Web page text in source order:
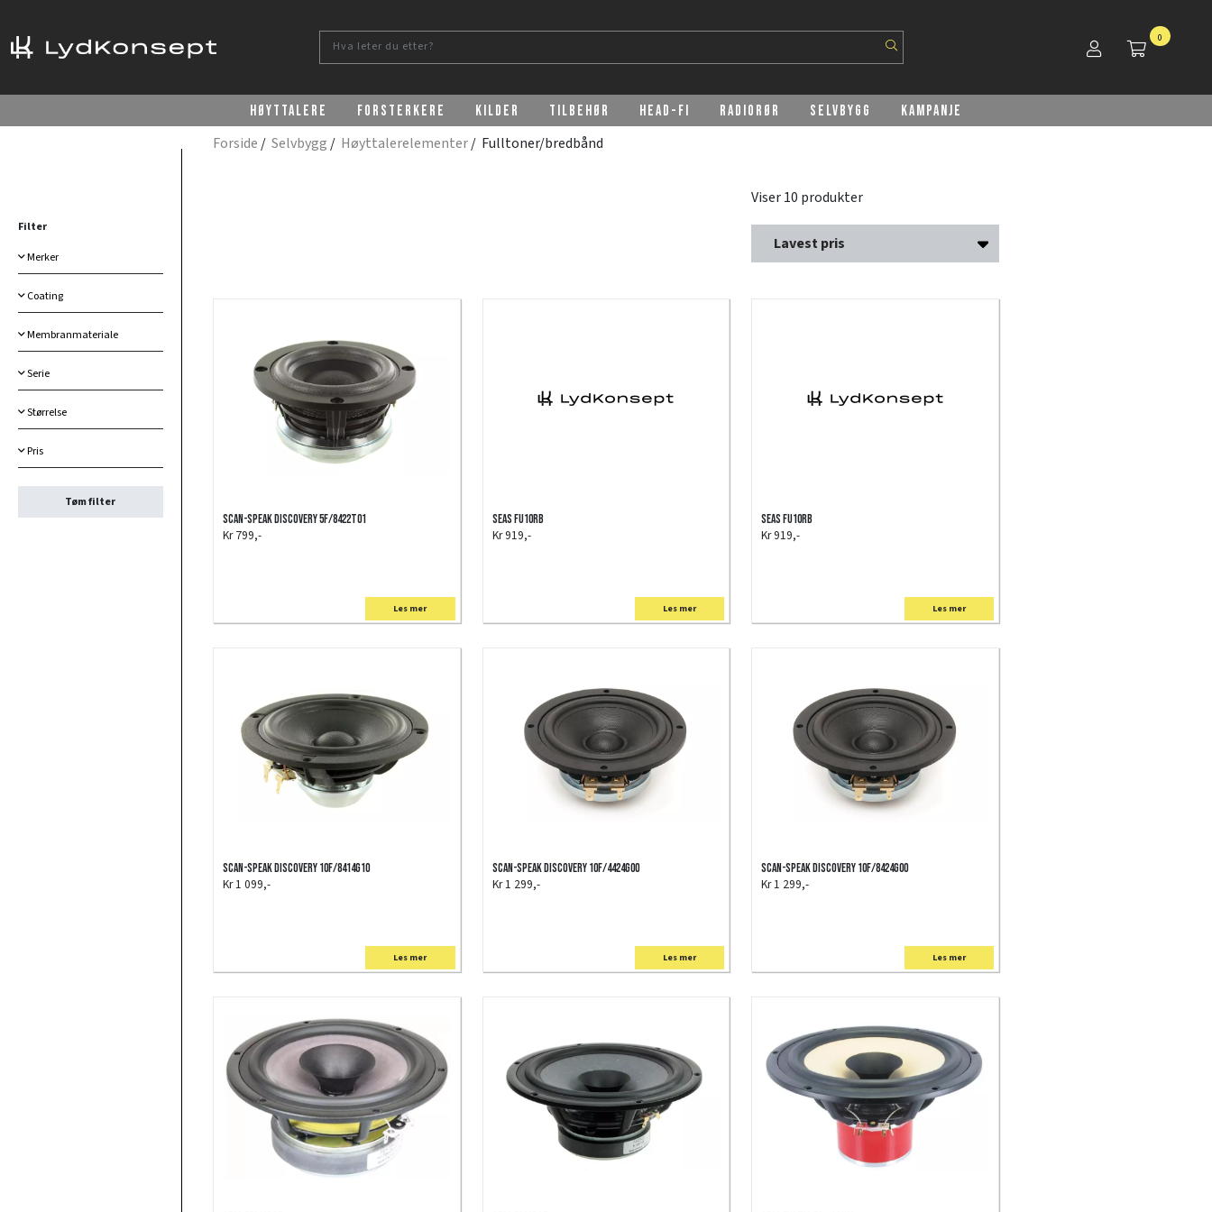
0
Høyttalere Forsterkere Kilder Tilbehør Head-Fi Radiorør Selvbygg Kampanje
Forside / Selvbygg / Høyttalerelementer/ Fulltoner/bredbånd
Filter
Merker
Coating
Membranmateriale
Serie
Størrelse
Pris
Tøm filter
Viser 10 produkter
Scan-Speak Discovery 5F/8422T01
Kr 799,-
Les mer
SEAS FU10RB
Kr 919,-
Les mer
SEAS FU10RB
Kr 919,-
Les mer
Scan-Speak Discovery 10F/8414G10
Kr 1 099,-
Les mer
Scan-Speak Discovery 10F/4424G00
Kr 1 299,-
Les mer
Scan-Speak Discovery 10F/8424G00
Kr 1 299,-
Les mer